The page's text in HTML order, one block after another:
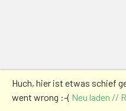
Huch, hier ist etwas schief
went wrong :-( Neu laden //